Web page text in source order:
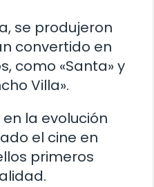
se produjeron
convertido en
como «Santa» y
Villa».
la evolución
el cine en
primeros